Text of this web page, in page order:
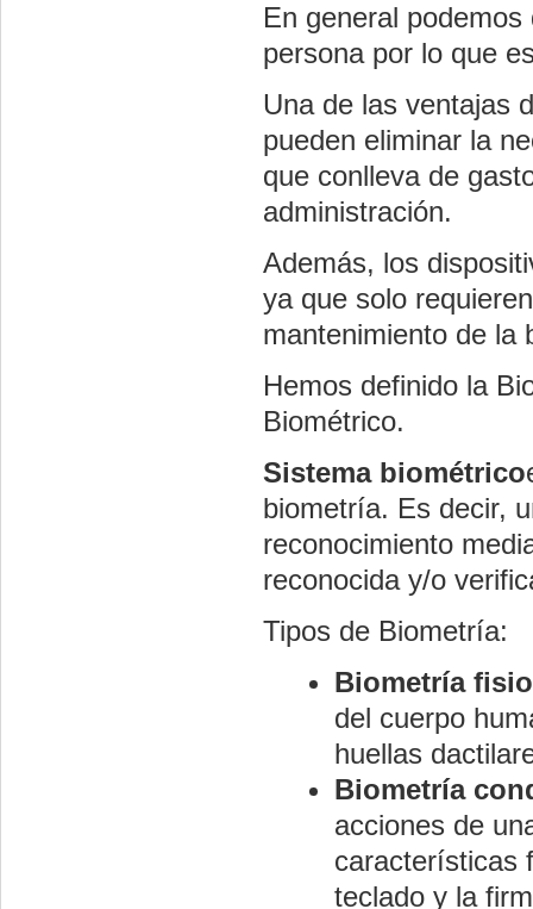
En general
persona por lo que
Una de las ventajas
pueden eliminar la
que conlleva de
administración.
Además, los
ya que solo
mantenimiento de la
Hemos definido la
Biométrico.
Sistema biométrico
biometría. Es decir,
reconocimiento
reconocida y/o
Tipos de Biometría:
Biometría
del cuerpo
huellas
Biometría
acciones de
características
teclado y la